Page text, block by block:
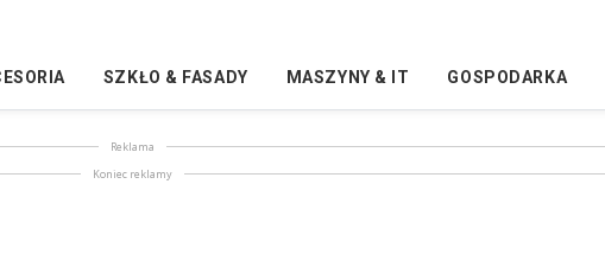
SZKŁO & FASADY MASZYNY & IT GOSPODARKA
Reklama
Koniec reklamy